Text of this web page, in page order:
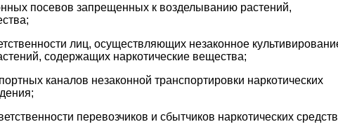
посевов запрещенных к возделыванию растений,
лиц, осуществляющих незаконное
содержащих наркотические вещества;
каналов незаконной транспортировки наркотических
перевозчиков и сбытчиков наркотических средств